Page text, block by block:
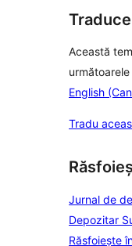
Această
următoarele
English
Tradu
Jurnal de
Depozitar
Răsfoiește